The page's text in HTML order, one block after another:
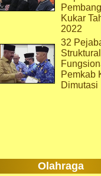
Kukar
2022
32
Pemkab
Dimutasi
Olahraga